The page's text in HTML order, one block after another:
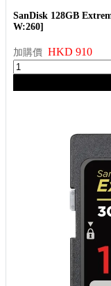
SanDisk 128GB
W:260]
加購價 HKD 910